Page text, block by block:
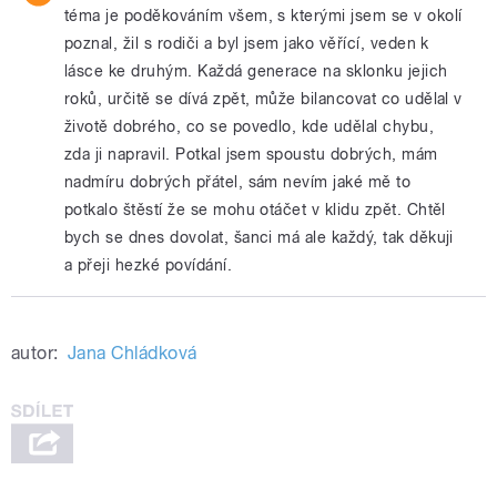
téma je poděkováním všem, s kterými jsem se v okolí
poznal, žil s rodiči a byl jsem jako věřící, veden k
lásce ke druhým. Každá generace na sklonku jejich
roků, určitě se dívá zpět, může bilancovat co udělal v
životě dobrého, co se povedlo, kde udělal chybu,
zda ji napravil. Potkal jsem spoustu dobrých, mám
nadmíru dobrých přátel, sám nevím jaké mě to
potkalo štěstí že se mohu otáčet v klidu zpět. Chtěl
bych se dnes dovolat, šanci má ale každý, tak děkuji
a přeji hezké povídání.
autor: Jana Chládková